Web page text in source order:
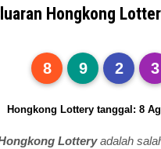
Hongkong
8 9 2 3
Hongkong Lottery tanggal: 8
Lotteryadalah